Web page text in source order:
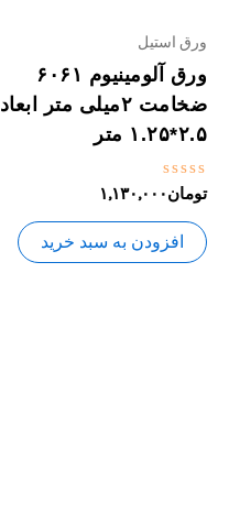
ورق استیل
ورق آلومینیوم ۶۰۶۱
ضخامت ۲میلی متر ابعاد
۲.۵*۱.۲۵ متر
نمره
0
از
5
تومان۱,۱۳۰,۰۰۰
افزودن به سبد خرید